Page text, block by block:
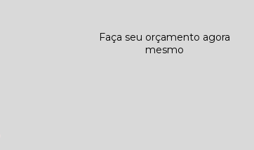
Faça seu orçamento agora
mesmo